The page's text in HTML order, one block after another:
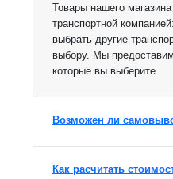
Товары нашего
транспортной
выбрать другие
выбору. Мы
которые вы выберите.
Возможен ли
Как расчитать